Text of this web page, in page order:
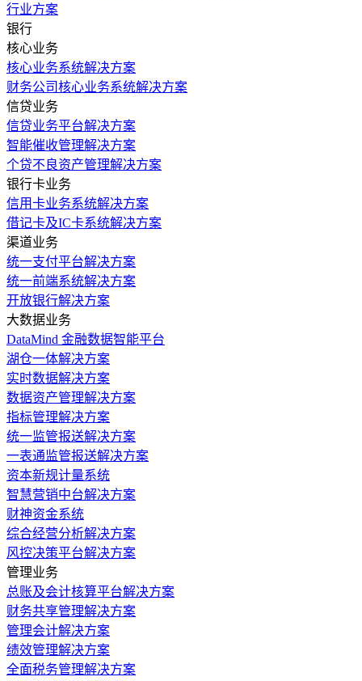
行业方案
银行
核心业务
核心业务系统解决方案
财务公司核心业务系统解决方案
信贷业务
信贷业务平台解决方案
智能催收管理解决方案
个贷不良资产管理解决方案
银行卡业务
信用卡业务系统解决方案
借记卡及IC卡系统解决方案
渠道业务
统一支付平台解决方案
统一前端系统解决方案
开放银行解决方案
大数据业务
DataMind 金融数据智能平台
湖仓一体解决方案
实时数据解决方案
数据资产管理解决方案
指标管理解决方案
统一监管报送解决方案
一表通监管报送解决方案
资本新规计量系统
智慧营销中台解决方案
财神资金系统
综合经营分析解决方案
风控决策平台解决方案
管理业务
总账及会计核算平台解决方案
财务共享管理解决方案
管理会计解决方案
绩效管理解决方案
全面税务管理解决方案